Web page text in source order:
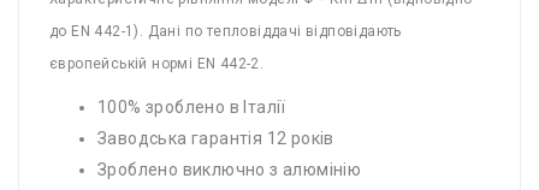
до EN 442-1). Дані по тепловіддачі відповідають
європейській нормі EN 442-2.
100% зроблено в Італії
Заводська гарантія 12 років
Зроблено виключно з алюмінію